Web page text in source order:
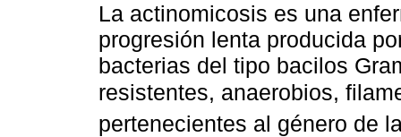
La actinomicosis es una
progresión lenta producida
bacterias del tipo bacilos
resistentes, anaerobios,
pertenecientes al género de